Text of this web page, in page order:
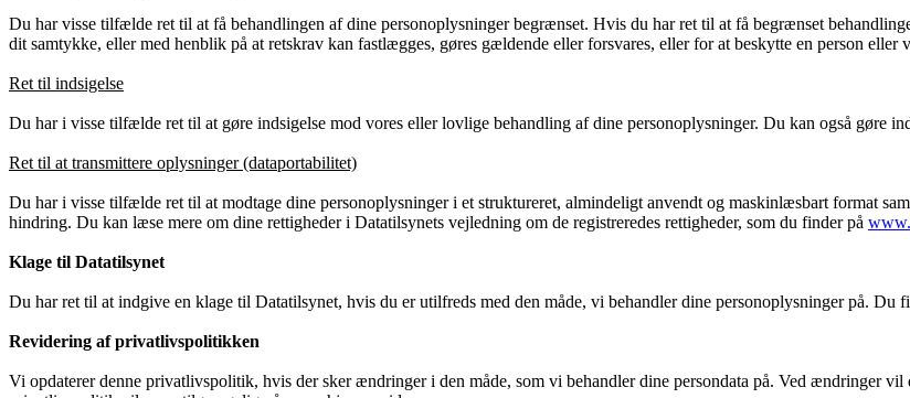
Du har visse tilfælde ret til at få behandlingen af dine personoplysninger begrænset. Hvis du har ret til at få begrænset
dit samtykke, eller med henblik på at retskrav kan fastlægges, gøres gældende eller forsvares, eller for at beskytte en person eller
Ret til indsigelse
Du har i visse tilfælde ret til at gøre indsigelse mod vores eller lovlige behandling af dine personoplysninger. Du kan også gøre
Ret til at transmittere oplysninger (dataportabilitet)
Du har i visse tilfælde ret til at modtage dine personoplysninger i et struktureret, almindeligt anvendt og maskinlæsbart format
hindring. Du kan læse mere om dine rettigheder i Datatilsynets vejledning om de registreredes rettigheder, som du finder på
Klage til Datatilsynet
Du har ret til at indgive en klage til Datatilsynet, hvis du er utilfreds med den måde, vi behandler dine personoplysninger på. Du
Revidering af privatlivspolitikken
Vi opdaterer denne privatlivspolitik, hvis der sker ændringer i den måde, som vi behandler dine persondata på. Ved ændringer